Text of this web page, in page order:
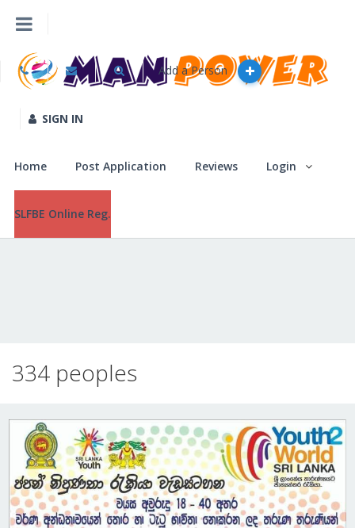
Home
Post Application
Reviews
Login
Add a Person
SIGN IN
Home Post Application Reviews Login
SLFBE Online Reg.
334 peoples